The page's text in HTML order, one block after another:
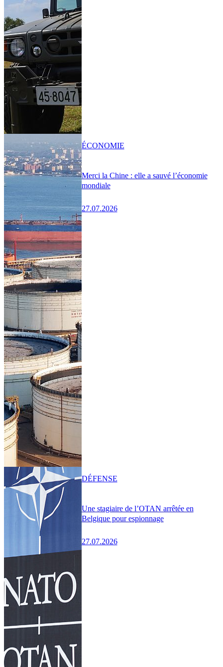
Merci la Chine : elle a sauvé l’économie
mondiale
27.07.2026
ÉCONOMIE
Une stagiaire de l’OTAN arrêtée en
Belgique pour espionnage
27.07.2026
DÉFENSE